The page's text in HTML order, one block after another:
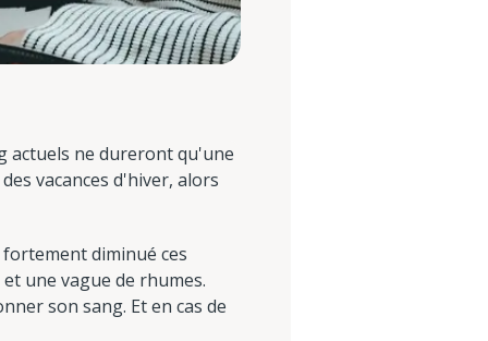
actuels ne dureront qu'une
vacances d'hiver, alors
diminué ces
une vague de rhumes.
son sang. Et en cas de